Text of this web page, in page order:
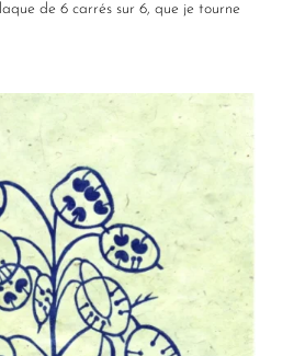
de 6 carrés sur 6, que je tourne